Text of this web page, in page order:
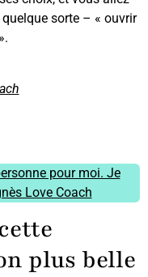
sorte – « ouvrir
pour moi. Je
Love Coach
plus belle